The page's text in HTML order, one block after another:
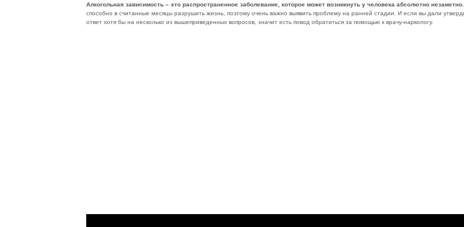
Алкогольная зависимость – это распространенное заболевание, которое может возникнуть у человека абсолютно незаметно.
способно в считанные месяцы разрушить жизнь, поэтому очень важно выявить проблему на ранней стадии. И если вы дали
ответ хотя бы на несколько из вышеприведенных вопросов, значит есть повод обратиться за помощью к врачу-наркологу.